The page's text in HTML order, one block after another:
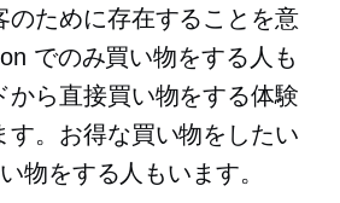
のために存在することを意
でのみ買い物をする人も
から直接買い物をする体験
す。お得な買い物をしたい
物をする人もいます。